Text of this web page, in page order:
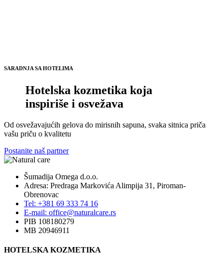
SARADNJA SA HOTELIMA
Hotelska kozmetika koja
inspiriše i osvežava
Od osvežavajućih gelova do mirisnih sapuna, svaka sitnica priča
vašu priču o kvalitetu
Postanite naš partner
Šumadija Omega d.o.o.
Adresa: Predraga Markovića Alimpija 31, Piroman-
Obrenovac
Tel: +381 69 333 74 16
E-mail: office@naturalcare.rs
PIB 108180279
MB 20946911
HOTELSKA KOZMETIKA